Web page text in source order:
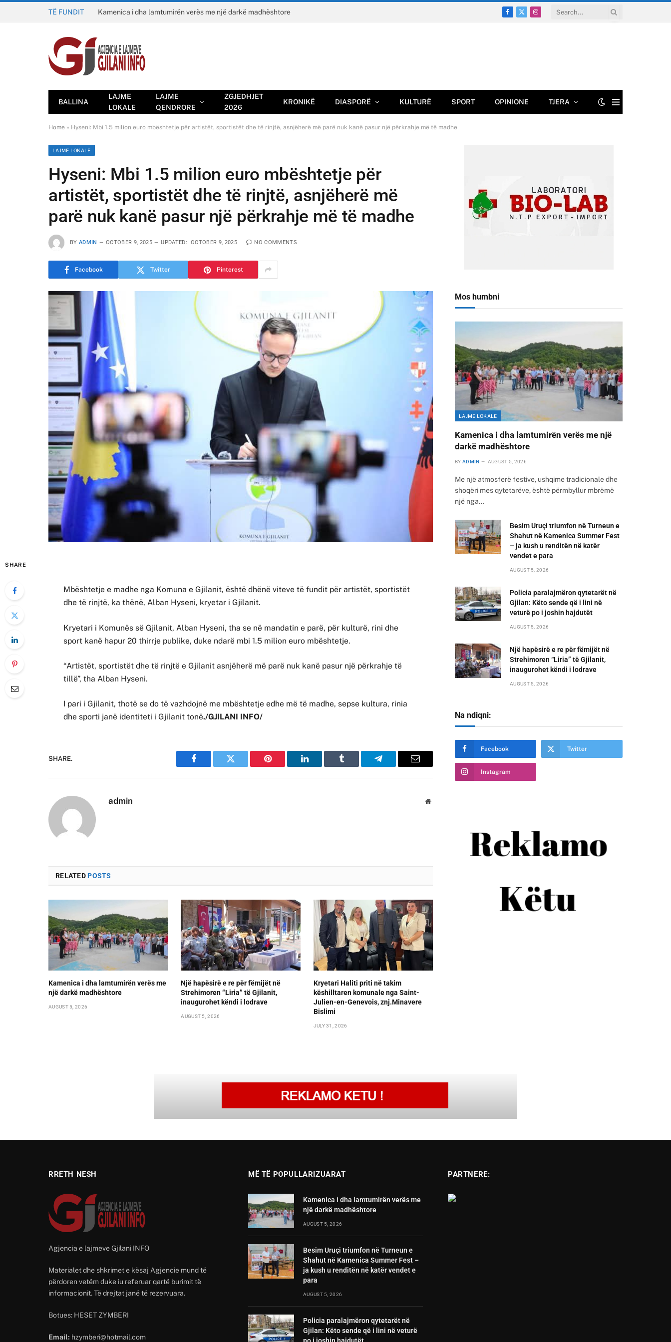
TË FUNDIT Kamenica i dha lamtumirën verës me një darkë madhështore
Facebook
X
Instagram
BALLINA
LAJME
LOKALE
LAJME
QENDRORE
ZGJEDHJET
2026
KRONIKË DIASPORË KULTURË SPORT OPINIONE TJERA
Home » Hyseni: Mbi 1.5 milion euro mbështetje për artistët, sportistët dhe të rinjtë, asnjëherë më parë nuk kanë pasur një përkrahje më të madhe
LAJME LOKALE
Hyseni: Mbi 1.5 milion euro mbështetje për
artistët, sportistët dhe të rinjtë, asnjëherë më
parë nuk kanë pasur një përkrahje më të madhe
BY ADMIN OCTOBER 9, 2025 UPDATED: OCTOBER 9, 2025 NO COMMENTS
Facebook Twitter Pinterest
SHARE
Mbështetje e madhe nga Komuna e Gjilanit, është dhënë viteve të fundit për artistët, sportistët
dhe të rinjtë, ka thënë, Alban Hyseni, kryetar i Gjilanit.
Kryetari i Komunës së Gjilanit, Alban Hyseni, tha se në mandatin e parë, për kulturë, rini dhe
sport kanë hapur 20 thirrje publike, duke ndarë mbi 1.5 milion euro mbështetje.
“Artistët, sportistët dhe të rinjtë e Gjilanit asnjëherë më parë nuk kanë pasur një përkrahje të
tillë”, tha Alban Hyseni.
I pari i Gjilanit, thotë se do të vazhdojnë me mbështetje edhe më të madhe, sepse kultura, rinia
dhe sporti janë identiteti i Gjilanit tonë./GJILANI INFO/
SHARE.
Facebook Twitter Pinterest LinkedIn Tumblr Telegram Email
admin Website
RELATEDPOSTS
Kamenica i dha lamtumirën verës me
një darkë madhështore
AUGUST 5, 2026
Një hapësirë e re për fëmijët në
Strehimoren “Liria” të Gjilanit,
inaugurohet këndi i lodrave
AUGUST 5, 2026
Kryetari Haliti priti në takim
këshilltaren komunale nga Saint-
Julien-en-Genevois, znj.Minavere
Bislimi
JULY 31, 2026
Mos humbni
LAJME LOKALE
Kamenica i dha lamtumirën verës me një
darkë madhështore
BY ADMIN AUGUST 5, 2026
Me një atmosferë festive, ushqime tradicionale dhe
shoqëri mes qytetarëve, është përmbyllur mbrëmë
një nga…
Besim Uruçi triumfon në Turneun e
Shahut në Kamenica Summer Fest
– ja kush u renditën në katër
vendet e para
AUGUST 5, 2026
Policia paralajmëron qytetarët në
Gjilan: Këto sende që i lini në
veturë po i joshin hajdutët
AUGUST 5, 2026
Një hapësirë e re për fëmijët në
Strehimoren “Liria” të Gjilanit,
inaugurohet këndi i lodrave
AUGUST 5, 2026
Na ndiqni:
Facebook Twitter
Instagram
RRETH NESH
Agjencia e lajmeve Gjilani INFO
Materialet dhe shkrimet e kësaj Agjencie mund të
përdoren vetëm duke iu referuar qartë burimit të
informacionit. Të drejtat janë të rezervuara.
Botues: HESET ZYMBERI
Email: hzymberi@hotmail.com
MË TË POPULLARIZUARAT
Kamenica i dha lamtumirën verës me
një darkë madhështore
AUGUST 5, 2026
Besim Uruçi triumfon në Turneun e
Shahut në Kamenica Summer Fest –
ja kush u renditën në katër vendet e
para
AUGUST 5, 2026
Policia paralajmëron qytetarët në
Gjilan: Këto sende që i lini në veturë
PARTNERE: